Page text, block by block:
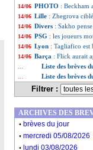
14/06 PHOTO : Beckham
14/06 Lille : Zhegrova
14/06 Divers : Sakho
14/06 PSG : les joueurs
14/06 Lyon : Tagliafico est
14/06 Barça : Flick aurait
Liste des brèves
Liste des brèves
Filtrer :
ARCHIVES DES
. brèves du jour
. mercredi 05/08/2026
. lundi 03/08/2026